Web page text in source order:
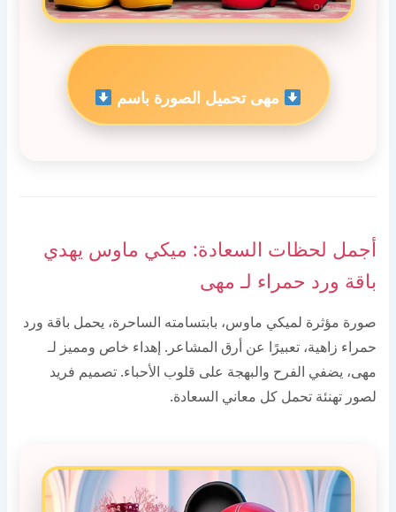
مهى تحميل الصورة باسم
أجمل لحظات السعادة: ميكي ماوس يهدي
باقة ورد حمراء لـ مهى
صورة مؤثرة لميكي ماوس، بابتسامته الساحرة، يحمل باقة ورد
حمراء زاهية، تعبيرًا عن أرق المشاعر. إهداء خاص ومميز لـ
مهى، يضفي الفرح والبهجة على قلوب الأحباء. تصميم فريد
لصور تهنئة تحمل كل معاني السعادة.